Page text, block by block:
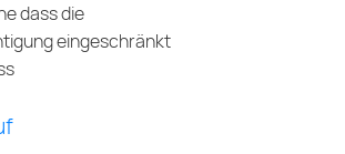
dass die
eingeschränkt